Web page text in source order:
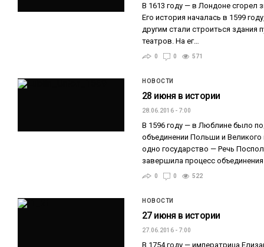
В 1613 году — в Лондоне сгорел
Его история началась в 1599
другим стали строиться здания
театров. На ег…
0 0 571
НОВОСТИ
28 июня в истории
28.06.2016 - 7:00
В 1596 году — в Люблине было
объединении Польши и
одно государство — Речь
завершила процесс объединения
0 0 522
НОВОСТИ
27 июня в истории
27.06.2016 - 7:00
В 1754 году — императрица